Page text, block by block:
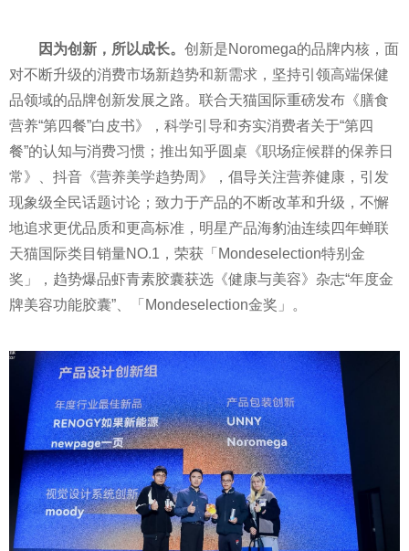
因为创新，所以成长。 创新是Noromega的品牌内核，面
对不断升级的消费市场新趋势和新需求，坚持引领高端保健
品领域的品牌创新发展之路。联合天猫国际重磅发布《膳食
营养“第四餐”白皮书》，科学引导和夯实消费者关于“第四
餐”的认知与消费习惯；推出知乎圆桌《职场症候群的保养日
常》、抖音《营养美学趋势周》，倡导关注营养健康，引发
现象级全民话题讨论；致力于产品的不断改革和升级，不懈
地追求更优品质和更高标准，明星产品海豹油连续四年蝉联
天猫国际类目销量NO.1，荣获「Mondeselection特别金
奖」，趋势爆品虾青素胶囊获选《健康与美容》杂志“年度金
牌美容功能胶囊”、「Mondeselection金奖」。